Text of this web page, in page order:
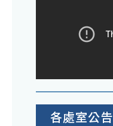
各處室公告